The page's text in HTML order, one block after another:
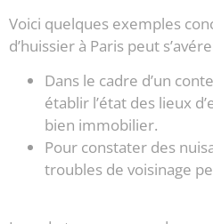
Voici quelques exemples
d’huissier à Paris peut
Dans le cadre d’un
établir l’état des lieux
bien immobilier.
Pour constater des
troubles de voisinage